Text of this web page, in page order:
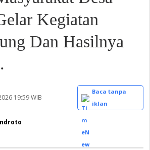
Kegiatan
Dan Hasilnya
19:59 WIB
Baca tanpa
iklan